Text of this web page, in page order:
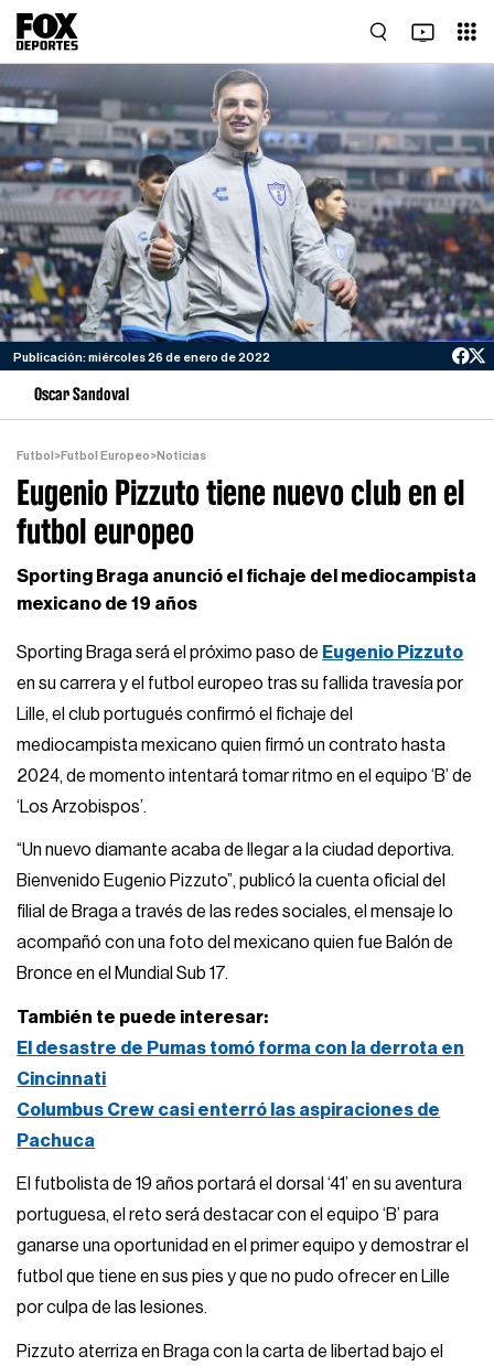
Publicación: miércoles 26 de enero de 2022
Oscar Sandoval
Futbol >Futbol Europeo>Noticias
Eugenio Pizzuto tiene nuevo club en el
futbol europeo
Sporting Braga anunció el fichaje del mediocampista
mexicano de 19 años
Sporting Braga será el próximo paso de Eugenio Pizzuto
en su carrera y el futbol europeo tras su fallida travesía por
Lille, el club portugués confirmó el fichaje del
mediocampista mexicano quien firmó un contrato hasta
2024, de momento intentará tomar ritmo en el equipo ‘B’ de
‘Los Arzobispos’.
“Un nuevo diamante acaba de llegar a la ciudad deportiva.
Bienvenido Eugenio Pizzuto”, publicó la cuenta oficial del
filial de Braga a través de las redes sociales, el mensaje lo
acompañó con una foto del mexicano quien fue Balón de
Bronce en el Mundial Sub 17.
También te puede interesar:
El desastre de Pumas tomó forma con la derrota en
Cincinnati
Columbus Crew casi enterró las aspiraciones de
Pachuca
El futbolista de 19 años portará el dorsal ‘41’ en su aventura
portuguesa, el reto será destacar con el equipo ‘B’ para
ganarse una oportunidad en el primer equipo y demostrar el
futbol que tiene en sus pies y que no pudo ofrecer en Lille
por culpa de las lesiones.
Pizzuto aterriza en Braga con la carta de libertad bajo el